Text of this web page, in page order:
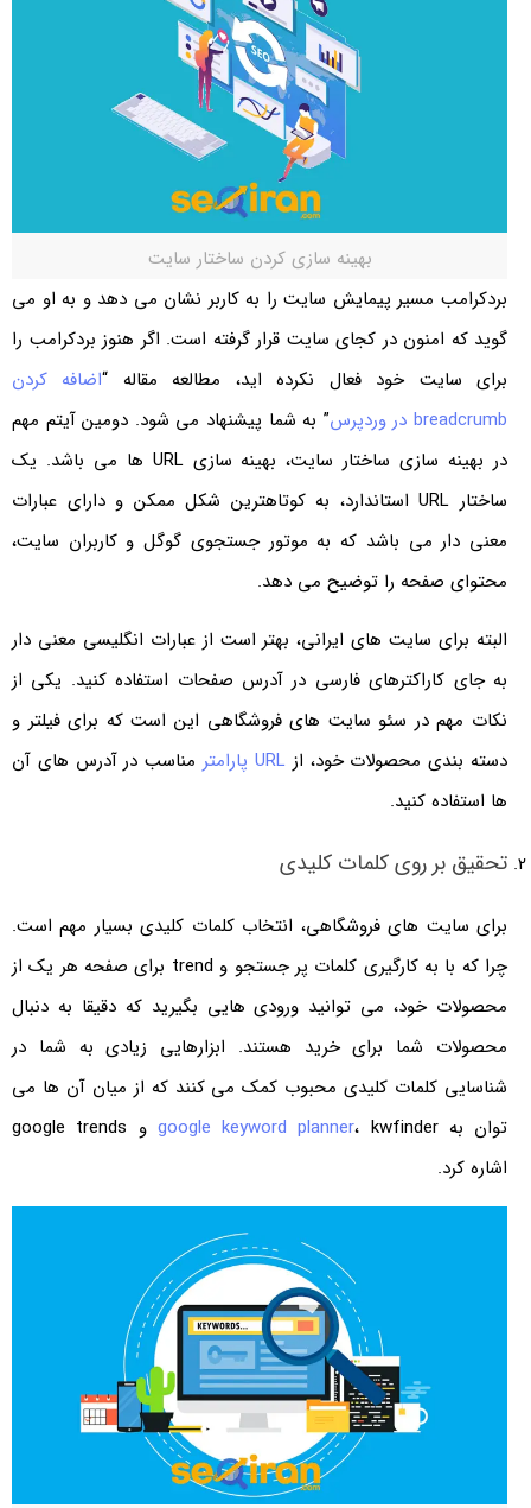
بهینه سازی کردن ساختار سایت
بردکرامب مسیر پیمایش سایت را به کاربر نشان می دهد و به او می
گوید که امنون در کجای سایت قرار گرفته است. اگر هنوز بردکرامب را
برای سایت خود فعال نکرده اید، مطالعه مقاله “ اضافه کردن
breadcrumb در وردپرس
” به شما پیشنهاد می شود. دومین آیتم مهم
در بهینه سازی ساختار سایت، بهینه سازی URL ها می باشد. یک
ساختار URL استاندارد، به کوتاهترین شکل ممکن و دارای عبارات
معنی دار می باشد که به موتور جستجوی گوگل و کاربران سایت،
محتوای صفحه را توضیح می دهد.
البته برای سایت های ایرانی، بهتر است از عبارات انگلیسی معنی دار
به جای کاراکترهای فارسی در آدرس صفحات استفاده کنید. یکی از
نکات مهم در سئو سایت های فروشگاهی این است که برای فیلتر و
دسته بندی محصولات خود، از URL پارامتر
مناسب در آدرس های آن
ها استفاده کنید.
تحقیق بر روی کلمات کلیدی
برای سایت های فروشگاهی، انتخاب کلمات کلیدی بسیار مهم است.
چرا که با به کارگیری کلمات پر جستجو و trend برای صفحه هر یک از
محصولات خود، می توانید ورودی هایی بگیرید که دقیقا به دنبال
محصولات شما برای خرید هستند. ابزارهایی زیادی به شما در
شناسایی کلمات کلیدی محبوب کمک می کنند که از میان آن ها می
توان به
google keyword planner
، kwfinder و google trends
اشاره کرد.